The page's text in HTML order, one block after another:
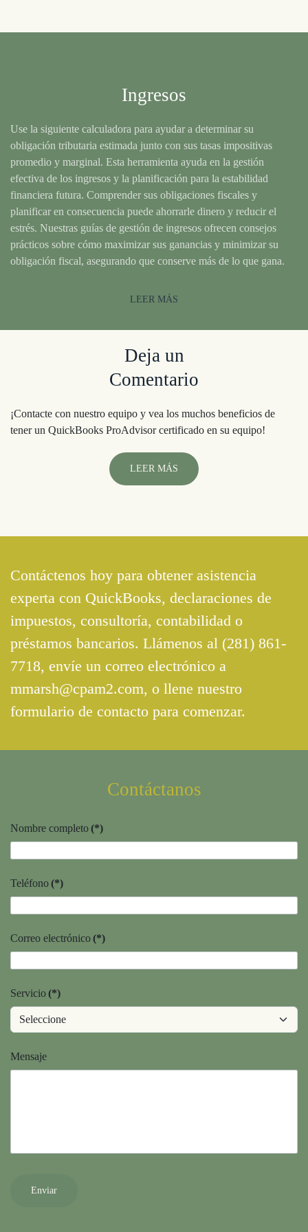
Ingresos
Use la siguiente calculadora para ayudar a determinar su
obligación tributaria estimada junto con sus tasas impositivas
promedio y marginal. Esta herramienta ayuda en la gestión
efectiva de los ingresos y la planificación para la estabilidad
financiera futura. Comprender sus obligaciones fiscales y
planificar en consecuencia puede ahorrarle dinero y reducir el
estrés. Nuestras guías de gestión de ingresos ofrecen consejos
prácticos sobre cómo maximizar sus ganancias y minimizar su
obligación fiscal, asegurando que conserve más de lo que gana.
LEER MÁS
Deja un
Comentario
¡Contacte con nuestro equipo y vea los muchos beneficios de
tener un QuickBooks ProAdvisor certificado en su equipo!
LEER MÁS
Contáctenos hoy para obtener asistencia
experta con QuickBooks, declaraciones de
impuestos, consultoría, contabilidad o
préstamos bancarios. Llámenos al (281) 861-
7718, envíe un correo electrónico a
mmarsh@cpam2.com, o llene nuestro
formulario de contacto para comenzar.
Contáctanos
Nombre completo(*)
Teléfono(*)
Correo electrónico(*)
Servicio(*)
Mensaje
Enviar